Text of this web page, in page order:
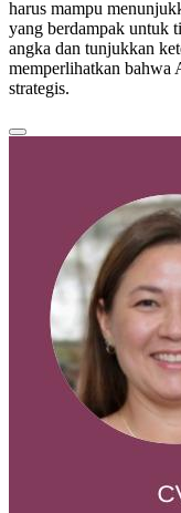
harus mampu
yang berdampak untuk
angka dan tunjukkan
memperlihatkan bahwa
strategis.